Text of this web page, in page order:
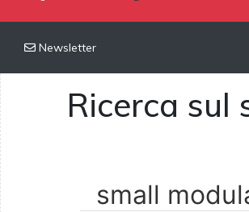
Newsletter
Ricerca sul